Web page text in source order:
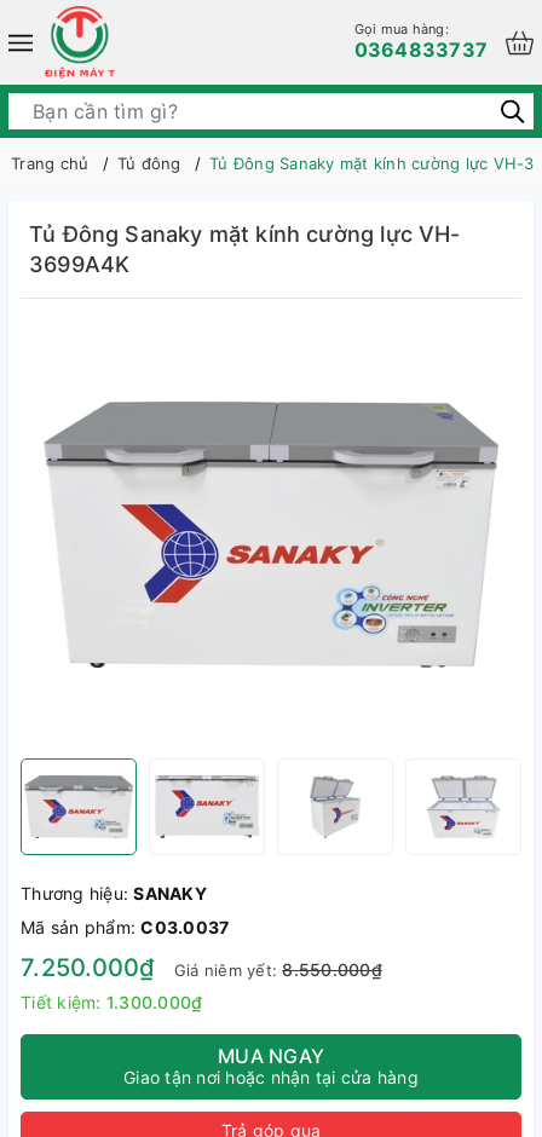
Gọi mua hàng:
0364833737
Trang chủ Tủ đông Tủ Đông Sanaky mặt kính cường lực VH-
Tủ Đông Sanaky mặt kính cường lực VH-
3699A4K
Thương hiệu:SANAKY
Mã sản phẩm:C03.0037
7.250.000₫ Giá niêm yết:8.550.000₫
Tiết kiệm: 1.300.000₫
MUA NGAY
Giao tận nơi hoặc nhận tại cửa hàng
Trả góp qua